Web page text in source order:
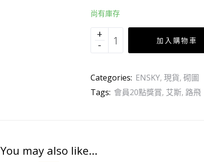
尚有庫存
加入購物車
Categories: ENSKY, 現貨, 砌圖
Tags: 會員20點獎賞, 艾斯, 路飛
You may also like...